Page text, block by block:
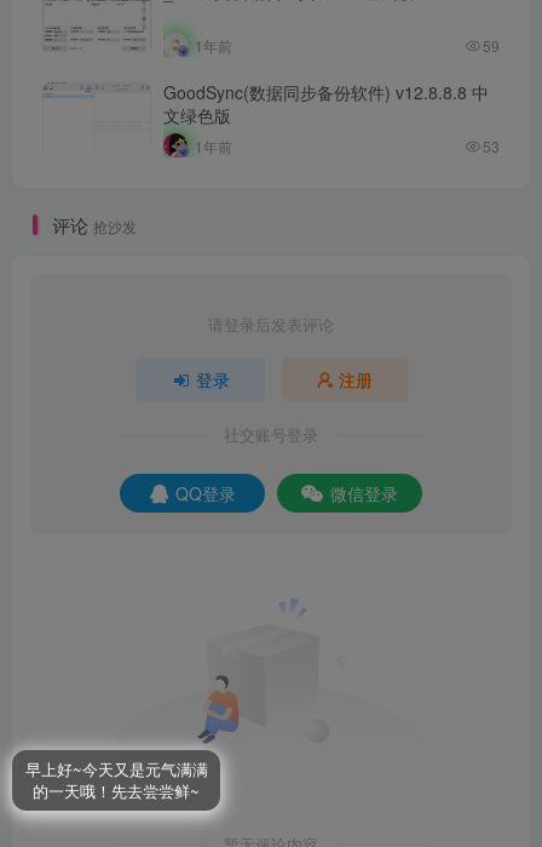
1年前 59
GoodSync(数据同步备份软件) v12.8.8.8 中
文绿色版
1年前 53
评论 抢沙发
请登录后发表评论
登录 注册
社交账号登录
QQ登录 微信登录
早上好~今天又是元气满满
的一天哦！先去尝尝鲜~